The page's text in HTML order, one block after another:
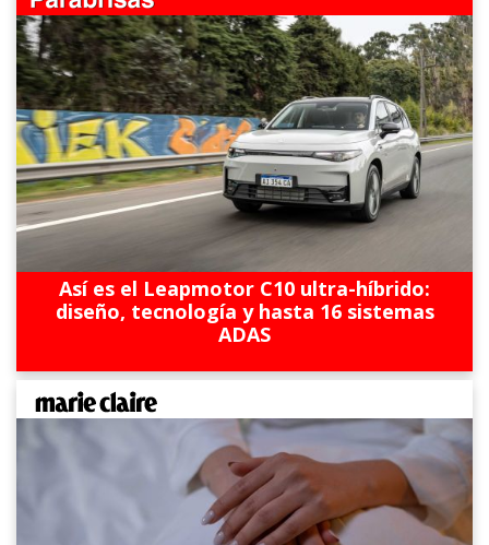
Así es el Leapmotor C10 ultra-híbrido:
diseño, tecnología y hasta 16 sistemas
ADAS